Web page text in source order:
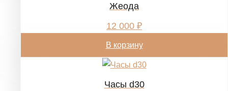
Жеода
12 000 ₽
В корзину
Часы d30